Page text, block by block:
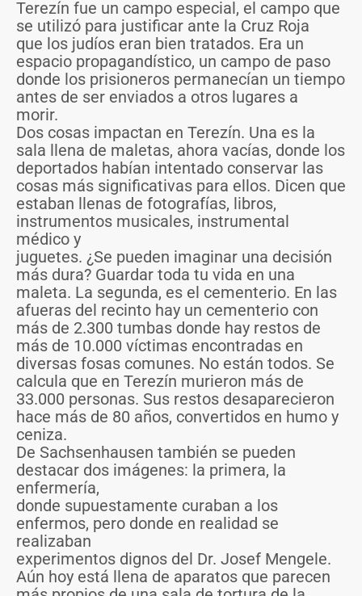
Terezín fue un campo especial, el campo que
se utilizó para justificar ante la Cruz Roja
que los judíos eran bien tratados. Era un
espacio propagandístico, un campo de paso
donde los prisioneros permanecían un tiempo
antes de ser enviados a otros lugares a
morir.
Dos cosas impactan en Terezín. Una es la
sala llena de maletas, ahora vacías, donde los
deportados habían intentado conservar las
cosas más significativas para ellos. Dicen que
estaban llenas de fotografías, libros,
instrumentos musicales, instrumental
médico y
juguetes. ¿Se pueden imaginar una decisión
más dura? Guardar toda tu vida en una
maleta. La segunda, es el cementerio. En las
afueras del recinto hay un cementerio con
más de 2.300 tumbas donde hay restos de
más de 10.000 víctimas encontradas en
diversas fosas comunes. No están todos. Se
calcula que en Terezín murieron más de
33.000 personas. Sus restos desaparecieron
hace más de 80 años, convertidos en humo y
ceniza.
De Sachsenhausen también se pueden
destacar dos imágenes: la primera, la
enfermería,
donde supuestamente curaban a los
enfermos, pero donde en realidad se
realizaban
experimentos dignos del Dr. Josef Mengele.
Aún hoy está llena de aparatos que parecen